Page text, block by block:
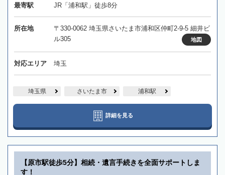
最寄駅 JR「浦和駅」徒歩8分
所在地
〒330-0062 埼玉県さいたま市浦和区仲町2-9-5 細井ビ
ル305
地図
対応エリア 埼玉
埼玉県 さいたま市 浦和駅
詳細を見る
【原市駅徒歩5分】相続・遺言手続きを全面サポートしま
す！